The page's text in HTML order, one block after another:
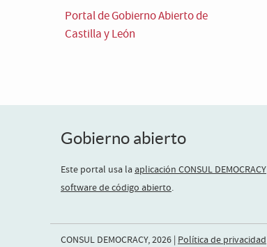
Portal de Gobierno Abierto de
Castilla y León
Gobierno abierto
Este portal usa la aplicación CONSUL DEMOCRACY
software de código abierto.
CONSUL DEMOCRACY, 2026 | Política de privacidad